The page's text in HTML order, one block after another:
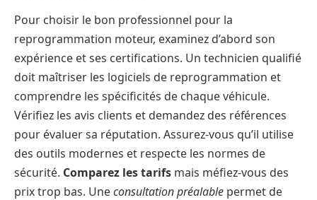
Pour choisir le bon professionnel pour la
reprogrammation moteur, examinez d’abord son
expérience et ses certifications. Un technicien qualifié
doit maîtriser les logiciels de reprogrammation et
comprendre les spécificités de chaque véhicule.
Vérifiez les avis clients et demandez des références
pour évaluer sa réputation. Assurez-vous qu’il utilise
des outils modernes et respecte les normes de
sécurité. Comparez les tarifs mais méfiez-vous des
prix trop bas. Uneconsultation préalable permet de